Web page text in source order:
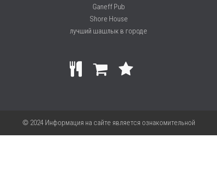
Ganeff Pub
Shore House
лучший шашлык в городе
© 2024 Информация на сайте является ознакомительной